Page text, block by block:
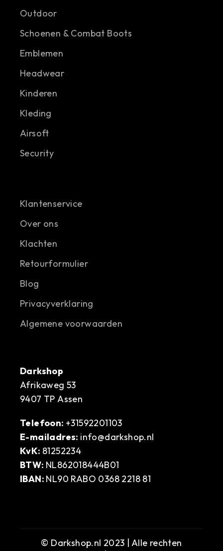
Outdoor
Schoenen & Combat Boots
Emblemen
Headwear
Kinderen
Kleding
Airsoft
Security
Klantenservice
Over ons
Klachten
Retourformulier
Blog
Privacyverklaring
Algemene voorwaarden
Darkshop
Afrikaweg 53
9407 TP Assen
Telefoon: +31592201103
E-mailadres: info@darkshop.nl
KvK: 81252234
BTW: NL862018444B01
IBAN: NL90 RABO 0368 2218 81
© Darkshop.nl 2023 | Alle rechten